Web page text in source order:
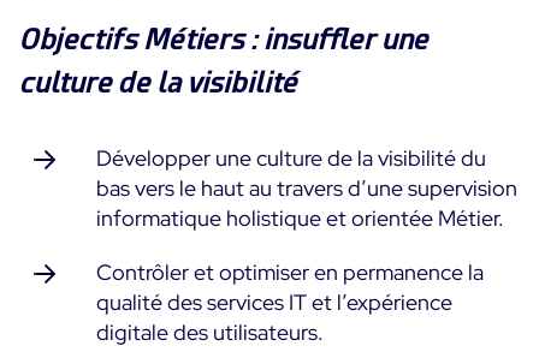
Choisir une solution de supervision open source ou
payante selon le critère du TCO
Supervision au-delà de l’IT : un guide de survie pour
Documentation
Toutes les ressources
Objectifs Métiers : insuffler une
culture de la visibilité
Développer une culture de la visibilité du
bas vers le haut au travers d’une supervision
informatique holistique et orientée Métier.
Contrôler et optimiser en permanence la
qualité des services IT et l’expérience
digitale des utilisateurs.